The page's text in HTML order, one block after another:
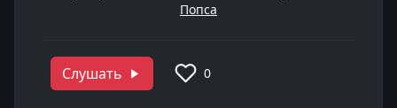
Попса
Слушать 0